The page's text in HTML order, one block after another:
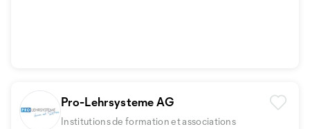
Pro-Lehrsysteme AG
Institutions de formation et associations